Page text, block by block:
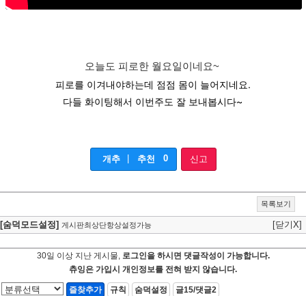
오늘도 피로한 월요일이네요~
피로를 이겨내야하는데 점점 몸이 늘어지네요.
다들 화이팅해서 이번주도 잘 보내봅시다~
개추 추천 0 신고
목록보기
[숨덕모드설정] 게시판최상단항상설정가능 [닫기X]
30일 이상 지난 게시물, 로그인을 하시면 댓글작성이 가능합니다.
츄잉은 가입시 개인정보를 전혀 받지 않습니다.
즐찾추가 규칙 숨덕설정 글15/댓글2